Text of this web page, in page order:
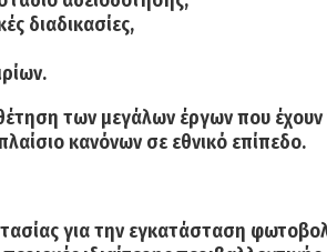
διαδικασίες,
των μεγάλων έργων που
κανόνων σε εθνικό επίπεδο.
για την εγκατάσταση